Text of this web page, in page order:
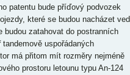
patentu bude příďový podvozek
které se budou nacházet
zatahovat do postranních
uspořádaných
má přitom mít rozměry nejméně
prostoru letounu typu An-124